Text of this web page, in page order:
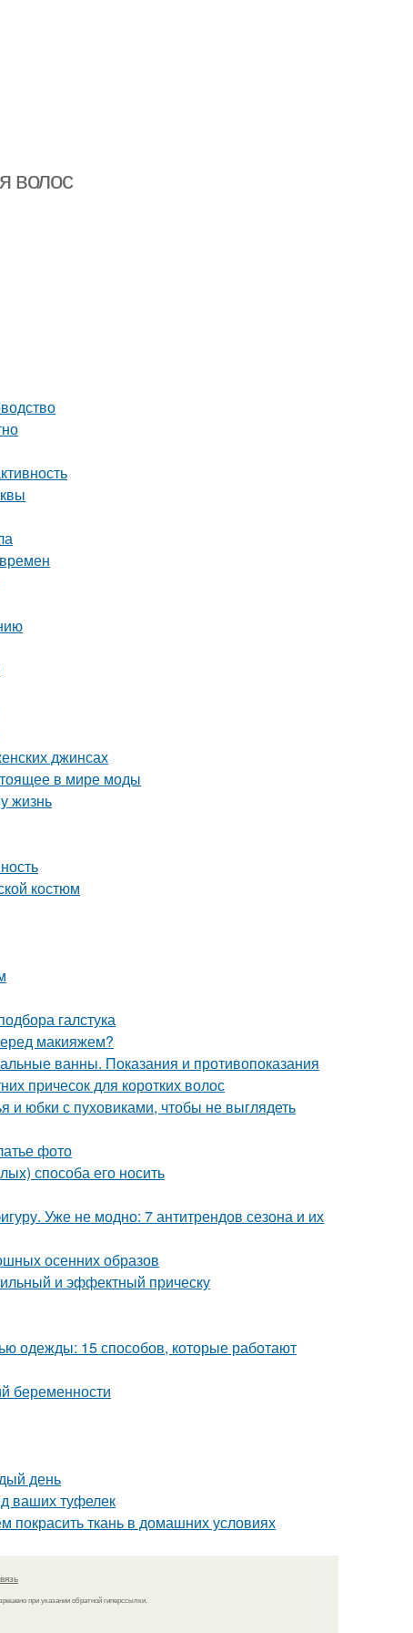
волос
джинсах
в мире моды
жизнь
костюм
галстука
макияжем?
ванны. Показания и противопоказания
причесок для коротких волос
и юбки с пуховиками, чтобы не выглядеть
фото
способа его носить
Уже не модно: 7 антитрендов сезона и их
осенних образов
и эффектный прическу
одежды: 15 способов, которые работают
беременности
день
ваших туфелек
покрасить ткань в домашних условиях
при указании обратной гиперссылки.